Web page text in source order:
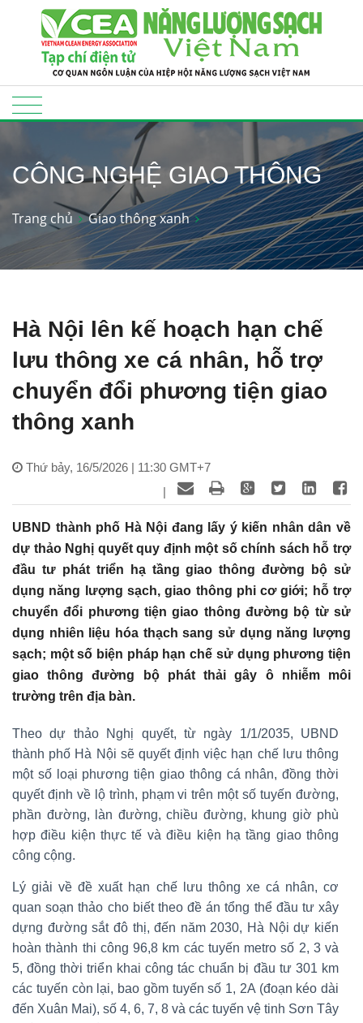
CÔNG NGHỆ GIAO THÔNG
Trang chủ Giao thông xanh
Hà Nội lên kế hoạch hạn chế
lưu thông xe cá nhân, hỗ trợ
chuyển đổi phương tiện giao
thông xanh
Thứ bảy, 16/5/2026 | 11:30 GMT+7
|
UBND thành phố Hà Nội đang lấy ý kiến nhân dân về
dự thảo Nghị quyết quy định một số chính sách hỗ trợ
đầu tư phát triển hạ tầng giao thông đường bộ sử
dụng năng lượng sạch, giao thông phi cơ giới; hỗ trợ
chuyển đổi phương tiện giao thông đường bộ từ sử
dụng nhiên liệu hóa thạch sang sử dụng năng lượng
sạch; một số biện pháp hạn chế sử dụng phương tiện
giao thông đường bộ phát thải gây ô nhiễm môi
trường trên địa bàn.
Theo dự thảo Nghị quyết, từ ngày 1/1/2035, UBND
thành phố Hà Nội sẽ quyết định việc hạn chế lưu thông
một số loại phương tiện giao thông cá nhân, đồng thời
quyết định về lộ trình, phạm vi trên một số tuyến đường,
phần đường, làn đường, chiều đường, khung giờ phù
hợp điều kiện thực tế và điều kiện hạ tầng giao thông
công cộng.
Lý giải về đề xuất hạn chế lưu thông xe cá nhân, cơ
quan soạn thảo cho biết theo đề án tổng thể đầu tư xây
dựng đường sắt đô thị, đến năm 2030, Hà Nội dự kiến
hoàn thành thi công 96,8 km các tuyến metro số 2, 3 và
5, đồng thời triển khai công tác chuẩn bị đầu tư 301 km
các tuyến còn lại, bao gồm tuyến số 1, 2A (đoạn kéo dài
đến Xuân Mai), số 4, 6, 7, 8 và các tuyến vệ tinh Sơn Tây